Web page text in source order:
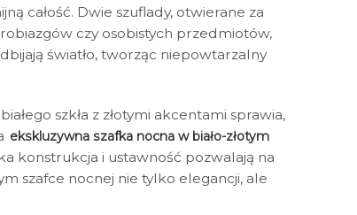
całość. Dwie szuflady, otwierane za
czy osobistych przedmiotów,
światło, tworząc niepowtarzalny
szkła z złotymi akcentami sprawia,
ekskluzywna szafka nocna w biało-złotym
konstrukcja i ustawność pozwalają na
szafce nocnej nie tylko elegancji, ale